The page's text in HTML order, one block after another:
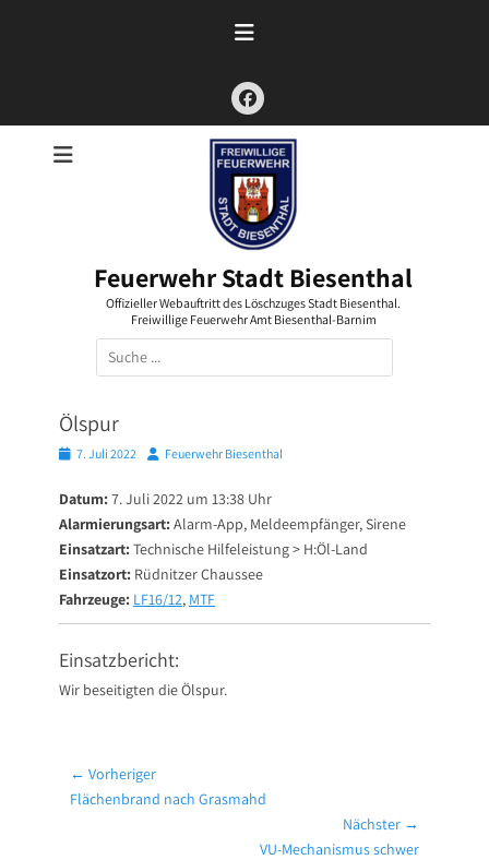
Facebook
Feuerwehr Stadt Biesenthal
Offizieller Webauftritt des Löschzuges Stadt Biesenthal.
Freiwillige Feuerwehr Amt Biesenthal-Barnim
Suchen
nach:
Ölspur
Posted7. Juli 2022 AutorFeuerwehr Biesenthal
Datum: 7. Juli 2022 um 13:38 Uhr
Alarmierungsart: Alarm-App, Meldeempfänger, Sirene
Einsatzart: Technische Hilfeleistung > H:Öl-Land
Einsatzort: Rüdnitzer Chaussee
Fahrzeuge: LF16/12, MTF
Einsatzbericht:
Wir beseitigten die Ölspur.
Beitragsnavigation
← Vorheriger
Vorheriger
Flächenbrand nach Grasmahd
Nächster →
VU-Mechanismus schwer